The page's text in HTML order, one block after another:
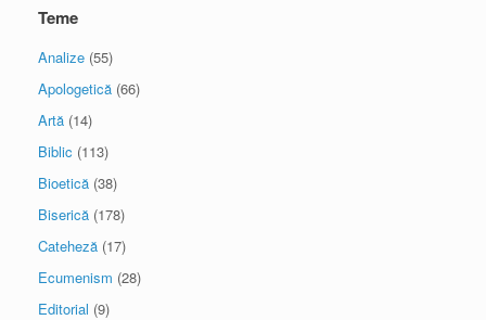
Teme
Analize (55)
Apologetică (66)
Artă (14)
Biblic (113)
Bioetică (38)
Biserică (178)
Cateheză (17)
Ecumenism (28)
Editorial (9)